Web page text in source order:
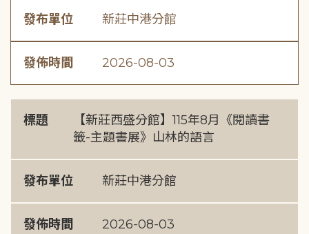
發布單位 新莊中港分館
發佈時間 2026-08-03
標題
【新莊西盛分館】115年8月《閱讀書
籤-主題書展》山林的語言
發布單位 新莊中港分館
發佈時間 2026-08-03